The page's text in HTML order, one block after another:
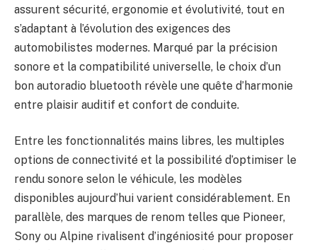
assurent sécurité, ergonomie et évolutivité, tout en
s’adaptant à l’évolution des exigences des
automobilistes modernes. Marqué par la précision
sonore et la compatibilité universelle, le choix d’un
bon autoradio bluetooth révèle une quête d’harmonie
entre plaisir auditif et confort de conduite.
Entre les fonctionnalités mains libres, les multiples
options de connectivité et la possibilité d’optimiser le
rendu sonore selon le véhicule, les modèles
disponibles aujourd’hui varient considérablement. En
parallèle, des marques de renom telles que Pioneer,
Sony ou Alpine rivalisent d’ingéniosité pour proposer